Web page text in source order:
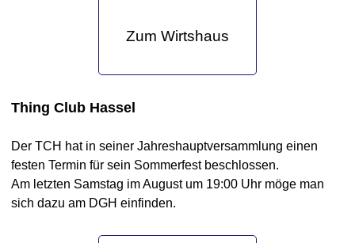
Zum Wirtshaus
Thing Club Hassel
Der TCH hat in seiner Jahreshauptversammlung einen
festen Termin für sein Sommerfest beschlossen.
Am letzten Samstag im August um 19:00 Uhr möge man
sich dazu am DGH einfinden.